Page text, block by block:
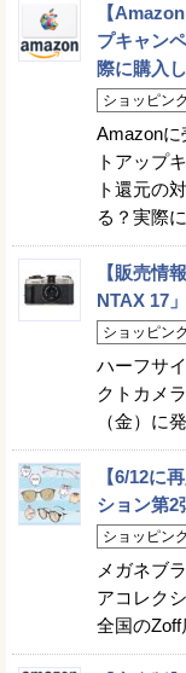
【
プキャン
際に購入
ショッピン
Amazonに
トアップ
ト還元の
る？実際
【販売情
NTAX 17
ショッピン
ハーフサ
クトカメ
（金）に
【6/12に
ション第2
ショッピン
メガネブ
アコレク
全国のZoff